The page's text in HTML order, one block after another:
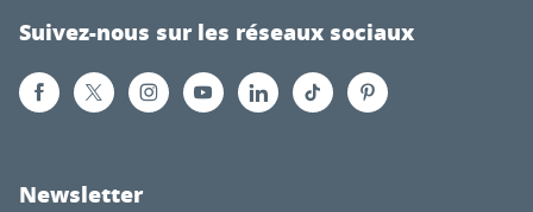
Suivez-nous sur les réseaux sociaux
Newsletter